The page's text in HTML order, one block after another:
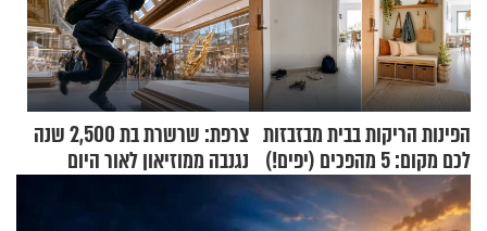
הפינות הריקות בבית מבזבזות
לכם מקום: 5 מהפכים (יפים!)
שאפשר לעשות כבר היום
צרפת: שרשרת בת 2,500 שנה
נגנבה ממוזיאון לאור היום